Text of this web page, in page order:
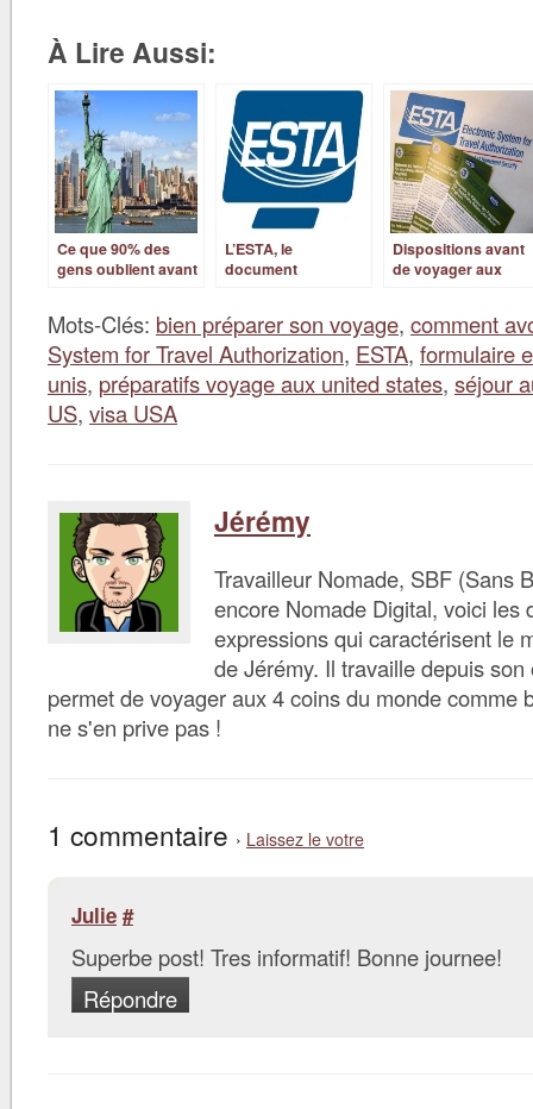
À Lire Aussi:
Ce que 90% des
gens oublient avant
L’ESTA, le
document
Unis
Dispositions avant
de voyager aux
Mots-Clés: bien préparer son voyage, comment
System for Travel Authorization, ESTA, formulaire
unis, préparatifs voyage aux united states, séjour
US, visa USA
Jérémy
Travailleur Nomade, SBF (Sans
encore Nomade Digital, voici les
expressions qui caractérisent le
de Jérémy. Il travaille depuis
permet de voyager aux 4 coins du monde comme
ne s'en prive pas !
1 commentaire › Laissez le votre
Julie #
Superbe post! Tres informatif! Bonne journee!
Répondre